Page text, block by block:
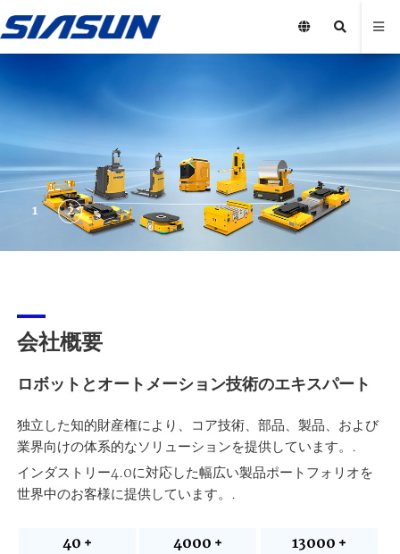
会社概要
ロボットとオートメーション技術のエキスパート
独立した知的財産権により、コア技術、部品、製品、および
業界向けの体系的なソリューションを提供しています。.
インダストリー4.0に対応した幅広い製品ポートフォリオを
世界中のお客様に提供しています。.
40 +
4000 +
13000 +